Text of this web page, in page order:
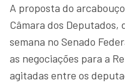
A proposta do
Câmara dos Deputados,
semana no Senado
as negociações para a
agitadas entre os